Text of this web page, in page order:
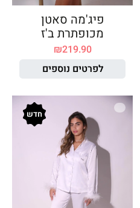
פיג'מה סאטן
מכופתרת ב'ז
₪219.90
לפרטים נוספים
חדש